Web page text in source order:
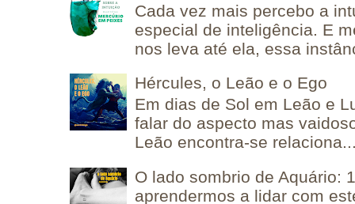
Cada vez mais percebo a
especial de inteligência. E
nos leva até ela, essa
Hércules, o Leão e o Ego
Em dias de Sol em Leão e
falar do aspecto mas
Leão encontra-se
O lado sombrio de Aquário:
aprendermos a lidar com